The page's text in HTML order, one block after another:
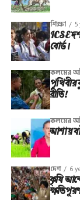
শিক্ষা 5
ICSE
বোর্ড।
কলমের
পৃথিবীর
রীতি!
কলমের
আশায়
দেশ 6
কৃষি